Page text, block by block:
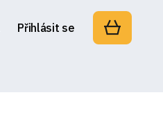
Přihlásit se